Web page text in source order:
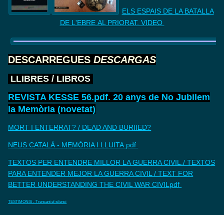
ELS ESPAIS DE LA BATALLA
DE L'EBRE AL PRIORAT. VIDEO
DESCARREGUESDESCARGAS
LLIBRES/ LIBROS
REVISTA KESSE 56.pdf. 20 anys de No Jubilem
la Memòria (novetat)
MORT I ENTERRAT? / DEAD AND BURIIED?
NEUS CATALÀ - MEMÒRIA I LLUITA.pdf
TEXTOS PER ENTENDRE MILLOR LA GUERRA CIVIL./ TEXTOS
PARA ENTENDER MEJOR LA GUERRA CIVIL / TEXT FOR
BETTER UNDERSTANDING THE CIVIL WAR CIVILpdf
TESTIMONIS - Trencant el silenci